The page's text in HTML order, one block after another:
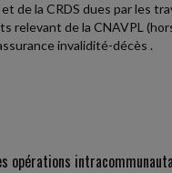
de la CRDS dues par les
relevant de la CNAVPL
invalidité-décès .
opérations